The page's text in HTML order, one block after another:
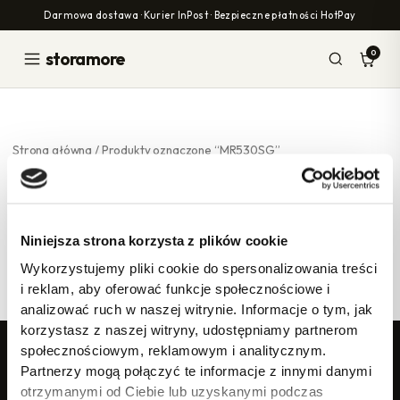
Niniejsza strona korzysta z plików cookie
Wykorzystujemy pliki cookie do spersonalizowania treści
i reklam, aby oferować funkcje społecznościowe i
analizować ruch w naszej witrynie. Informacje o tym, jak
korzystasz z naszej witryny, udostępniamy partnerom
społecznościowym, reklamowym i analitycznym.
Partnerzy mogą połączyć te informacje z innymi danymi
otrzymanymi od Ciebie lub uzyskanymi podczas
do
treści
Darmowa dostawa · Kurier InPost · Bezpieczne płatności HotPay
storamore 0
Strona główna / Produkty oznaczone “MR530SG”
Nie znaleziono produktów, których szukasz.
storamore